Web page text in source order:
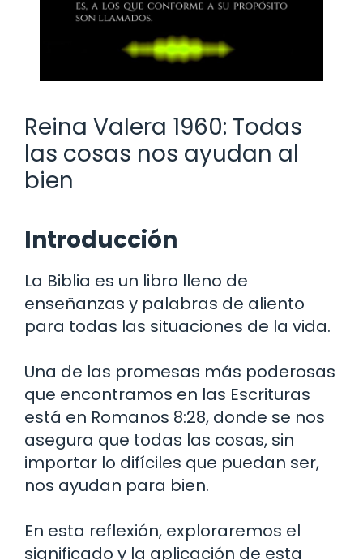
Reina Valera 1960: Todas
las cosas nos ayudan al
bien
Introducción
La Biblia es un libro lleno de
enseñanzas y palabras de aliento
para todas las situaciones de la vida.
Una de las promesas más poderosas
que encontramos en las Escrituras
está en Romanos 8:28, donde se nos
asegura que todas las cosas, sin
importar lo difíciles que puedan ser,
nos ayudan para bien.
En esta reflexión, exploraremos el
significado y la aplicación de esta